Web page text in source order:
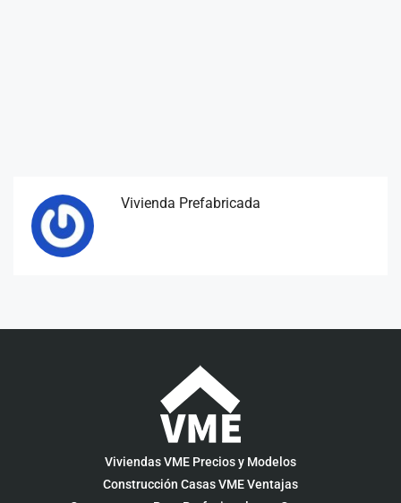
Vivienda Prefabricada
Viviendas VME Precios y Modelos
Construcción Casas VME Ventajas